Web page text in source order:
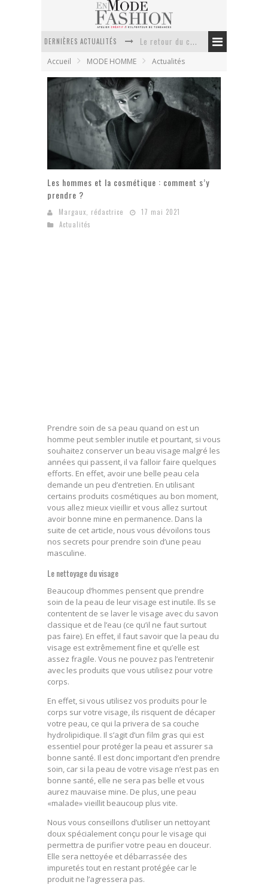
DERNIÈRES ACTUALITÉS
Le retour du cachemire version casual
La trousse de toilette : l’accessoire indispensable de voyage
Accueil MODE HOMME Actualités
Les hommes et la cosmétique : comment s’y
prendre ?
Margaux, rédactrice
17 mai 2021
Actualités
Prendre soin de sa peau quand on est un
homme peut sembler inutile et pourtant, si vous
souhaitez conserver un beau visage malgré les
années qui passent, il va falloir faire quelques
efforts. En effet, avoir une belle peau cela
demande un peu d’entretien. En utilisant
certains produits cosmétiques au bon moment,
vous allez mieux vieillir et vous allez surtout
avoir bonne mine en permanence. Dans la
suite de cet article, nous vous dévoilons tous
nos secrets pour prendre soin d’une peau
masculine.
Le nettoyage du visage
Beaucoup d’hommes pensent que prendre
soin de la peau de leur visage est inutile. Ils se
contentent de se laver le visage avec du savon
classique et de l’eau (ce qu’il ne faut surtout
pas faire). En effet, il faut savoir que la peau du
visage est extrêmement fine et qu’elle est
assez fragile. Vous ne pouvez pas l’entretenir
avec les produits que vous utilisez pour votre
corps.
En effet, si vous utilisez vos produits pour le
corps sur votre visage, ils risquent de décaper
votre peau, ce qui la privera de sa couche
hydrolipidique. Il s’agit d’un film gras qui est
essentiel pour protéger la peau et assurer sa
bonne santé. Il est donc important d’en prendre
soin, car si la peau de votre visage n’est pas en
bonne santé, elle ne sera pas belle et vous
aurez mauvaise mine. De plus, une peau
«malade» vieillit beaucoup plus vite.
Nous vous conseillons d’utiliser un nettoyant
doux spécialement conçu pour le visage qui
permettra de purifier votre peau en douceur.
Elle sera nettoyée et débarrassée des
impuretés tout en restant protégée car le
produit ne l’agressera pas.